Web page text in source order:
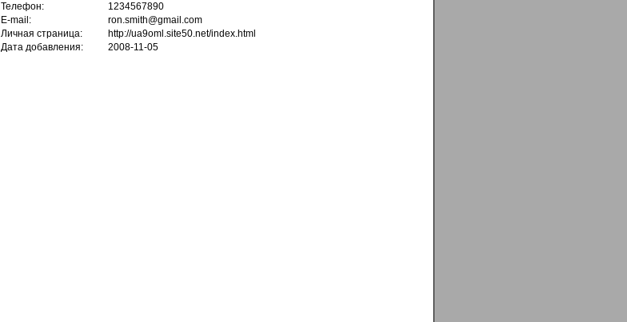
Телефон:
1234567890
E-mail:
ron.smith@gmail.com
Личная страница:
http://ua9oml.site50.net/index.html
Дата добавления:
2008-11-05